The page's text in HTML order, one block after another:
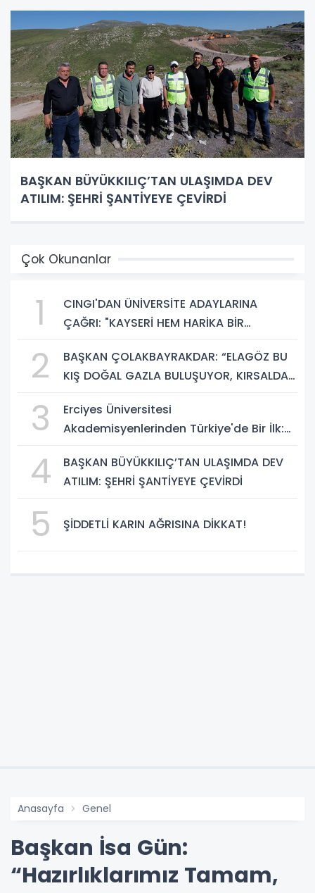
BAŞKAN BÜYÜKKILIÇ’TAN ULAŞIMDA DEV
ATILIM: ŞEHRİ ŞANTİYEYE ÇEVİRDİ
Çok Okunanlar
1
CINGI'DAN ÜNİVERSİTE ADAYLARINA
ÇAĞRI: "KAYSERİ HEM HARİKA BİR
GELECEK SUNUYOR"
2
BAŞKAN ÇOLAKBAYRAKDAR: “ELAGÖZ BU
KIŞ DOĞAL GAZLA BULUŞUYOR, KIRSALDA
3
Erciyes Üniversitesi
Akademisyenlerinden Türkiye'de Bir İlk:
Yapay Zekâ Dönemi
4
BAŞKAN BÜYÜKKILIÇ’TAN ULAŞIMDA DEV
ATILIM: ŞEHRİ ŞANTİYEYE ÇEVİRDİ
5 ŞİDDETLİ KARIN AĞRISINA DİKKAT!
Anasayfa Genel
Başkan İsa Gün:
“Hazırlıklarımız Tamam,